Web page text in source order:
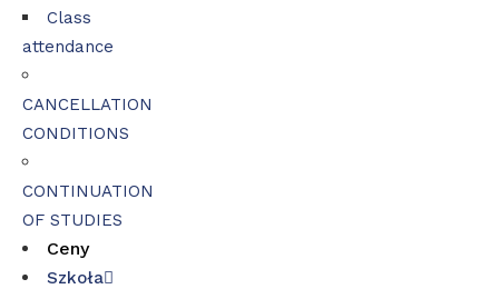
Class
attendance
CANCELLATION
CONDITIONS
CONTINUATION
OF STUDIES
Ceny
Szkoła